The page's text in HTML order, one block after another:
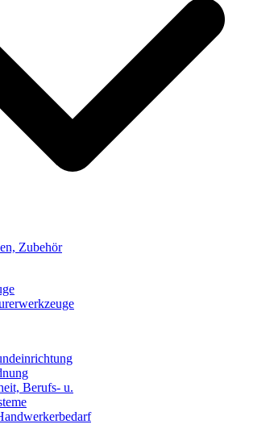
Zubehör
Berufs- u.